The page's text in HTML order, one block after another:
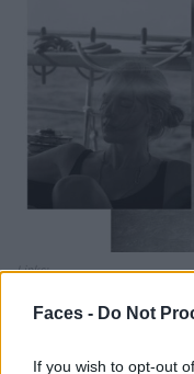
Faces - Do Not
If you wish to opt-out
Links: